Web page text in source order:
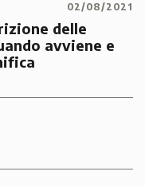
02/08/2021
delle
avviene e